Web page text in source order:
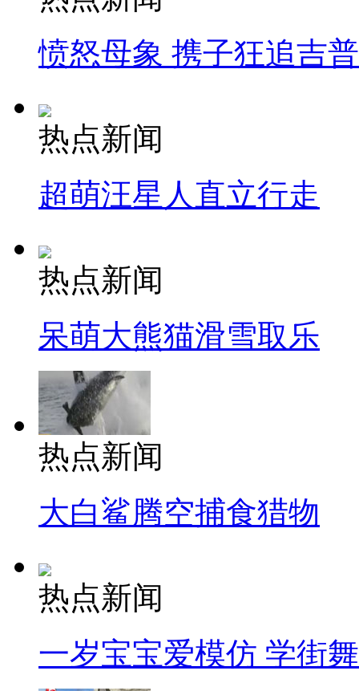
愤怒母象 携子狂追吉
热点新闻
超萌汪星人直立行走
热点新闻
呆萌大熊猫滑雪取乐
热点新闻
大白鲨腾空捕食猎物
热点新闻
一岁宝宝爱模仿 学街